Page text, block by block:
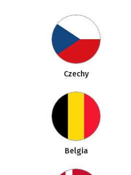
Czechy
Belgia